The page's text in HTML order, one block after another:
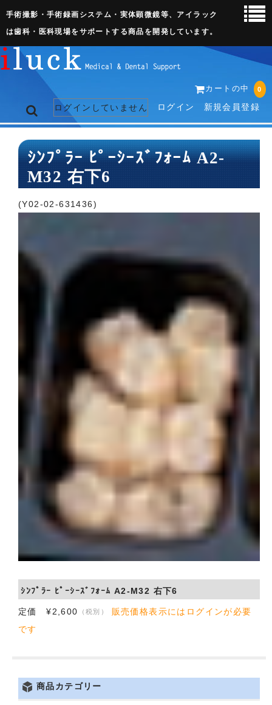
手術撮影・手術録画システム・実体顕微鏡等、アイラック
は歯科・医科現場をサポートする商品を開発しています。
カートの中 0
ログインしていません ログイン 新規会員登録
トップページ
ネット販売ページ
歯科関連機器
ｼﾝﾌﾟﾗｰ ﾋﾟｰｼｰｽﾞﾌｫｰﾑ A2-
M32 右下6
(Y02-02-631436)
ｼﾝﾌﾟﾗｰ ﾋﾟｰｼｰｽﾞﾌｫｰﾑ A2-M32 右下6
定価 ¥2,600 （税別）
販売価格表示にはログインが必要
です
商品カテゴリー